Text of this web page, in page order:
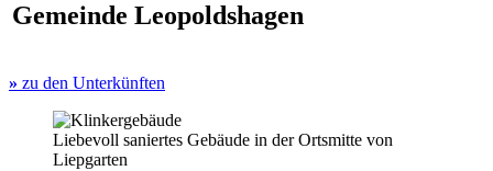
Gemeinde Leopoldshagen
» zu den Unterkünften
Liebevoll saniertes Gebäude in der Ortsmitte von
Liepgarten